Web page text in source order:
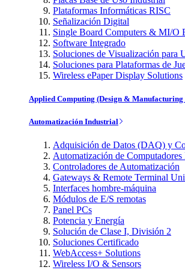
Plataformas Informáticas RISC
Señalización Digital
Single Board Computers & MI/O
Software Integrado
Soluciones de Visualización para
Soluciones para Plataformas de
Wireless ePaper Display Solutions
Applied Computing (Design & Manufacturing
Automatización Industrial
Adquisición de Datos (DAQ) y
Automatización de Computadores
Controladores de Automatización
Gateways & Remote Terminal
Interfaces hombre-máquina
Módulos de E/S remotas
Panel PCs
Potencia y Energía
Solución de Clase I, División 2
Soluciones Certificado
WebAccess+ Solutions
Wireless I/O & Sensors